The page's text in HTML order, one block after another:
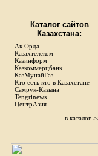
Каталог сайтов
Казахстана:
Ак Орда
Казахтелеком
Казинформ
Казкоммерцбанк
КазМунайГаз
Кто есть кто в Казахстане
Самрук-Казына
Tengrinews
ЦентрАзия
в каталог